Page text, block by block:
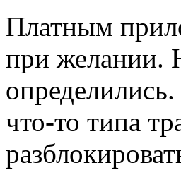
Платным
при желании.
что-то типа